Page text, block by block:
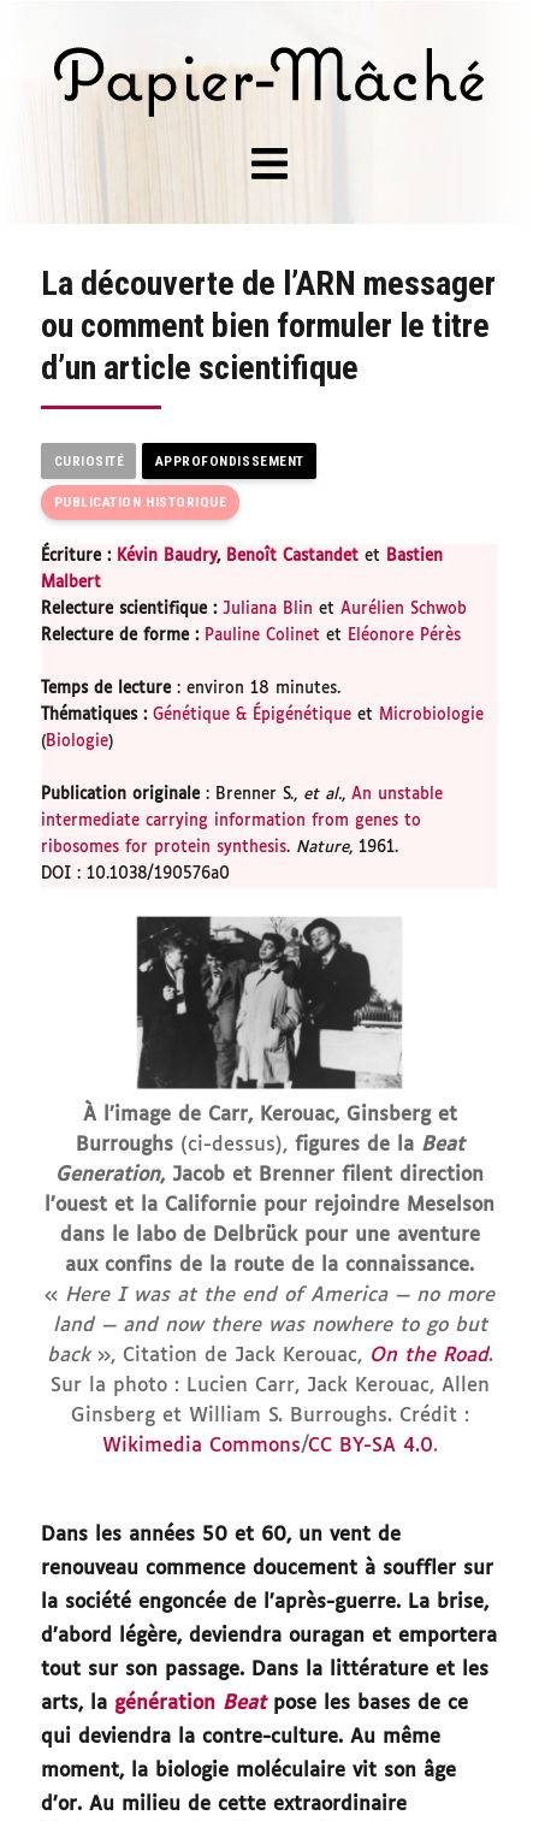
La découverte de l’ARN messager
ou comment bien formuler le titre
d’un article scientifique
CURIOSITÉ APPROFONDISSEMENT
PUBLICATION HISTORIQUE
Écriture : Kévin Baudry, Benoît Castandet et
Bastien
Malbert
Relecture scientifique:Juliana Blin etAurélien Schwob
Relecture de forme : Pauline Colinet et Eléonore Pérès
Temps de lecture: environ 18 minutes.
Thématiques: Génétique & Épigénétique et Microbiologie
(Biologie)
Publication originale: Brenner S., et al.,An unstable
intermediate carrying information from genes to
ribosomes for protein synthesis. Nature, 1961.
DOI : 10.1038/190576a0
À l’image de Carr, Kerouac, Ginsberg et
Burroughs (ci-dessus), figures de la Beat
Generation, Jacob et Brenner filent direction
l’ouest et la Californie pour rejoindre Meselson
dans le labo de Delbrück pour une aventure
aux confins de la route de la connaissance.
« Here I was at the end of America — no more
land — and now there was nowhere to go but
back», Citation de Jack Kerouac, On the Road.
Sur la photo : Lucien Carr, Jack Kerouac, Allen
Ginsberg et William S. Burroughs. Crédit :
Wikimedia Commons/CC BY-SA 4.0.
Dans les années 50 et 60, un vent de
renouveau commence doucement à souffler sur
la société engoncée de l’après-guerre. La brise,
d’abord légère, deviendra ouragan et emportera
tout sur son passage. Dans la littérature et les
arts, la génération Beatpose les bases de ce
qui deviendra la contre-culture. Au même
moment, la biologie moléculaire vit son âge
d’or. Au milieu de cette extraordinaire